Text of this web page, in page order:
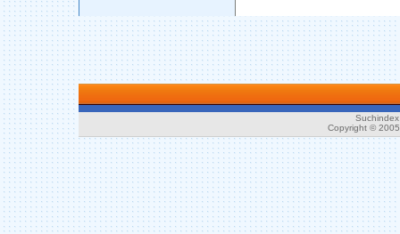
Copyright ©